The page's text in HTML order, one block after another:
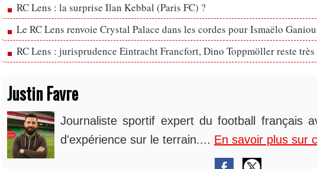
RC Lens : la surprise Ilan Kebbal (Paris FC) ?
Le RC Lens renvoie Crystal Palace dans les cordes pour Ismaëlo Ganiou
RC Lens : jurisprudence Eintracht Francfort, Dino Toppmöller reste
Justin Favre
Journaliste sportif expert du football français
d'expérience sur le terrain.... En savoir plus sur